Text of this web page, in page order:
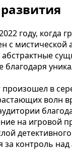
году, когда
мистической
благодаря
в
волн
на игровой
контроль